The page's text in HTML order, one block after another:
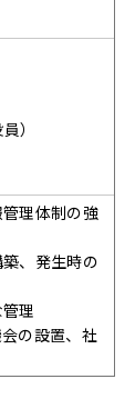
）
理体制の強
、発生時の
理
の設置、社